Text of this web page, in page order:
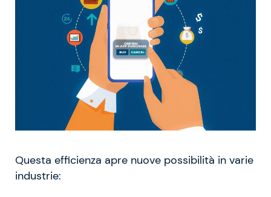
Questa efficienza apre nuove possibilità in varie
industrie: